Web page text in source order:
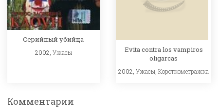
Серийный убийца
2002, Ужасы
Evita contra los vampiros
oligarcas
2002,Ужасы ,Короткометражка
Комментарии